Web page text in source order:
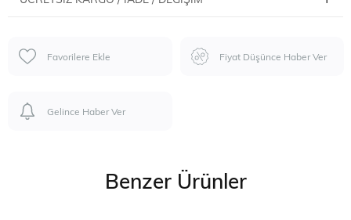
Favorilere Ekle Fiyat Düşünce Haber Ver
Gelince Haber Ver
Benzer Ürünler